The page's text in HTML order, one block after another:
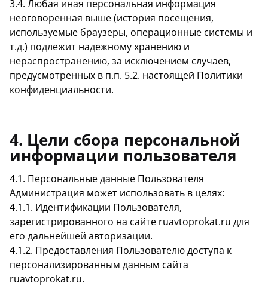
3.4. Любая иная персональная информация
неоговоренная выше (история посещения,
используемые браузеры, операционные системы и
т.д.) подлежит надежному хранению и
нераспространению, за исключением случаев,
предусмотренных в п.п. 5.2. настоящей Политики
конфиденциальности.
4. Цели сбора персональной
информации пользователя
4.1. Персональные данные Пользователя
Администрация может использовать в целях:
4.1.1. Идентификации Пользователя,
зарегистрированного на сайте ruavtoprokat.ru для
его дальнейшей авторизации.
4.1.2. Предоставления Пользователю доступа к
персонализированным данным сайта
ruavtoprokat.ru.